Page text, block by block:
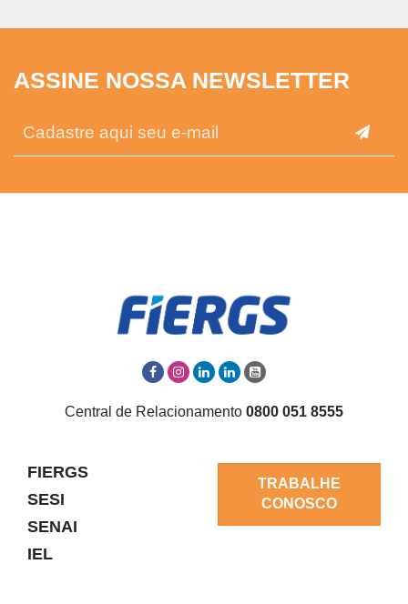
ASSINE NOSSA NEWSLETTER
Central de Relacionamento 0800 051 8555
FIERGS
SESI
SENAI
IEL
TRABALHE
CONOSCO